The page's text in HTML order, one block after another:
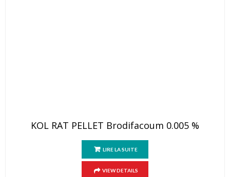
KOL RAT PELLET Brodifacoum 0.005 %
LIRE LA SUITE
VIEW DETAILS